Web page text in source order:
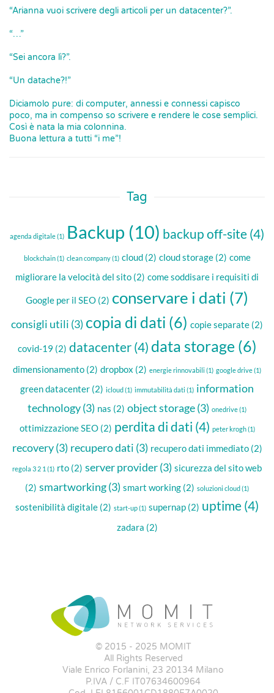
“Arianna vuoi scrivere degli articoli per un datacenter?”.
“…”
“Sei ancora lì?”.
“Un datache?!”
Diciamolo pure: di computer, annessi e connessi capisco
poco, ma in compenso so scrivere e rendere le cose semplici.
Così è nata la mia colonnina.
Buona lettura a tutti “i me”!
Tag
agenda digitale(1) Backup (10) backup off-site (4)
blockchain(1) clean company(1) cloud(2) cloud storage(2) come
migliorare la velocità del sito (2) come soddisare i requisiti di
Google per il SEO (2) conservare i dati (7)
consigli utili (3) copia di dati (6) copie separate (2)
covid-19 (2) datacenter(4) data storage (6)
dimensionamento (2) dropbox (2) energie rinnovabili (1) google drive(1)
green datacenter (2) icloud(1) immutabilità dati (1) information
technology(3) nas (2) object storage(3) onedrive(1)
ottimizzazione SEO(2) perdita di dati (4) peter krogh(1)
recovery(3) recupero dati (3) recupero dati immediato(2)
regola 3 2 1 (1) rto (2) server provider(3) sicurezza del sito web
(2) smartworking(3) smart working (2) soluzioni cloud(1)
sostenibilità digitale (2) start-up(1) supernap (2) uptime (4)
zadara (2)
© 2015 - 2025 MOMIT
All Rights Reserved
Viale Enrico Forlanini, 23 20134 Milano
P.IVA / C.F IT07634600964